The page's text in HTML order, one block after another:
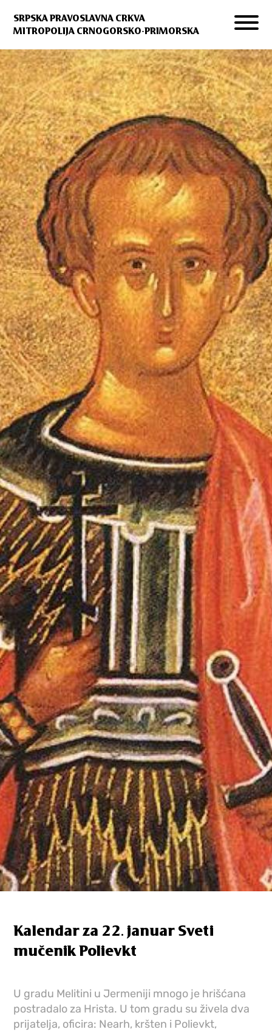
SRPSKA PRAVOSLAVNA CRKVA
MITROPOLIJA CRNOGORSKO-PRIMORSKA
Kalendar za 22. januar Sveti
mučenik Polievkt
U gradu Melitini u Jermeniji mnogo je hrišćana
postradalo za Hrista. U tom gradu su živela dva
prijatelja, oficira: Nearh, kršten i Polievkt,